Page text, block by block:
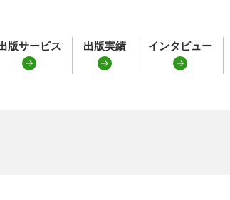
版サービス 出版実績 インタビュー